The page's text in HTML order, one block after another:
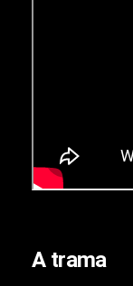
A trama